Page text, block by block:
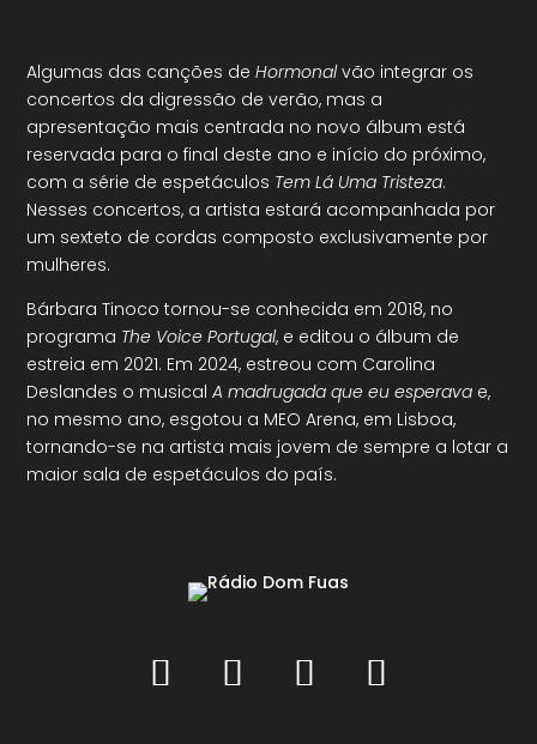
Algumas das canções deHormonalvão integrar os
concertos da digressão de verão, mas a
apresentação mais centrada no novo álbum está
reservada para o final deste ano e início do próximo,
com a série de espetáculos Tem Lá Uma Tristeza.
Nesses concertos, a artista estará acompanhada por
um sexteto de cordas composto exclusivamente por
mulheres.
Bárbara Tinoco tornou-se conhecida em 2018, no
programa The Voice Portugal, e editou o álbum de
estreia em 2021. Em 2024, estreou com Carolina
Deslandes o musicalA madrugada que eu esperava e,
no mesmo ano, esgotou a MEO Arena, em Lisboa,
tornando-se na artista mais jovem de sempre a lotar a
maior sala de espetáculos do país.